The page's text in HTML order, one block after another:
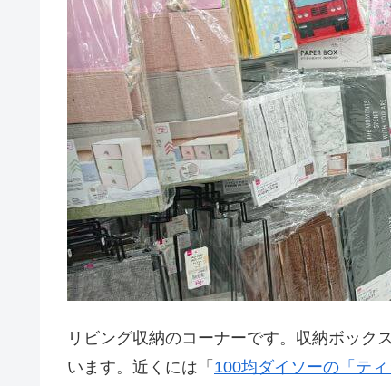
リビング収納のコーナーです。収納ボック
います。近くには「 100均ダイソーの「テ